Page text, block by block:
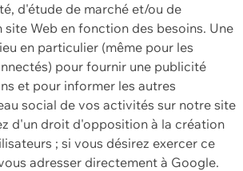
d'étude de marché et/ou de
Web en fonction des besoins. Une
en particulier (même pour les
pour fournir une publicité
et pour informer les autres
social de vos activités sur notre site
d'un droit d'opposition à la création
; si vous désirez exercer ce
adresser directement à Google.